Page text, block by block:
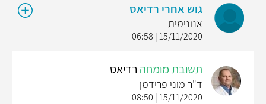
גוש אחרי רדיאס
אנונימית
15/11/2020 | 06:58
תשובת מומחה רדיאס
ד"ר מוני פרידמן
15/11/2020 | 08:50